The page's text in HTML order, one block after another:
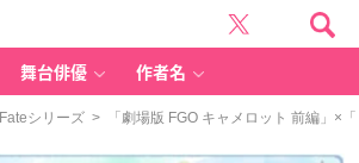
舞台俳優 作者名
Fateシリーズ > 「劇場版 FGO キャメロット 前編」×